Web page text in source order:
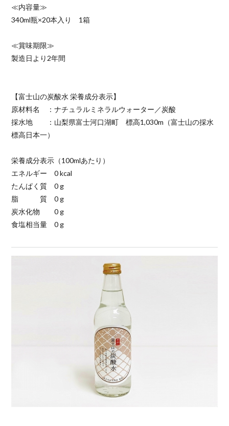
≪内容量≫
340ml瓶×20本入り 1箱
≪賞味期限≫
製造日より2年間
【富士山の炭酸水 栄養成分表示】
原材料名 ：ナチュラルミネラルウォーター／炭酸
採水地 ：山梨県富士河口湖町 標高1,030m（富士山の採水
標高日本一）
栄養成分表示（100mlあたり）
エネルギー 0 kcal
たんぱく質 0 g
脂 質 0 g
炭水化物 0 g
食塩相当量 0 g